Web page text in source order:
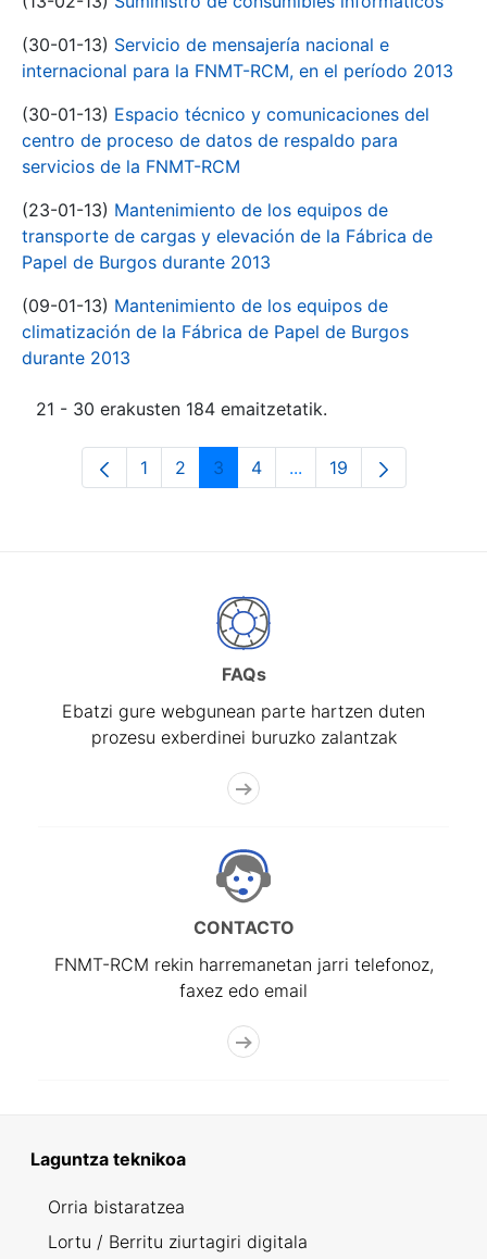
(30-01-13) Servicio de mensajería nacional e
internacional para la FNMT-RCM, en el período 2013
(30-01-13) Espacio técnico y comunicaciones del
centro de proceso de datos de respaldo para
servicios de la FNMT-RCM
(23-01-13) Mantenimiento de los equipos de
transporte de cargas y elevación de la Fábrica de
Papel de Burgos durante 2013
(09-01-13) Mantenimiento de los equipos de
climatización de la Fábrica de Papel de Burgos
durante 2013
21 - 30 erakusten 184 emaitzetatik.
Orrialdea
1 Orrialdea
2 Orrialdea
3 Orrialdea
4 ...Intermediate Pages
Orrialdea
19
FAQs
Ebatzi gure webgunean parte hartzen duten
prozesu exberdinei buruzko zalantzak
CONTACTO
FNMT-RCM rekin harremanetan jarri telefonoz,
faxez edo email
Laguntza teknikoa
Orria bistaratzea
Lortu / Berritu ziurtagiri digitala